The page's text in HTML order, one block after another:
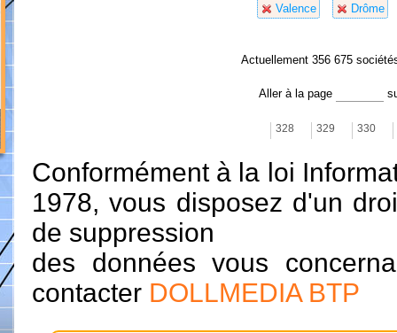
Valence Drôme
Actuellement 356 675
Aller à la page
328 329 330
Conformément à la loi
1978, vous disposez d'un
de suppression
des données vous
contacter DOLLMEDIA BTP